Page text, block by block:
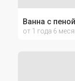
Ванна с пеной
от 1 года 6